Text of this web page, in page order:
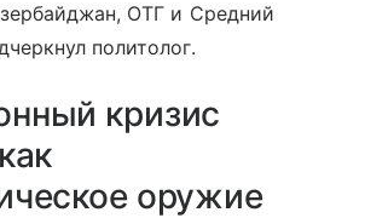
ОТГ и Средний
политолог.
кризис
оружие